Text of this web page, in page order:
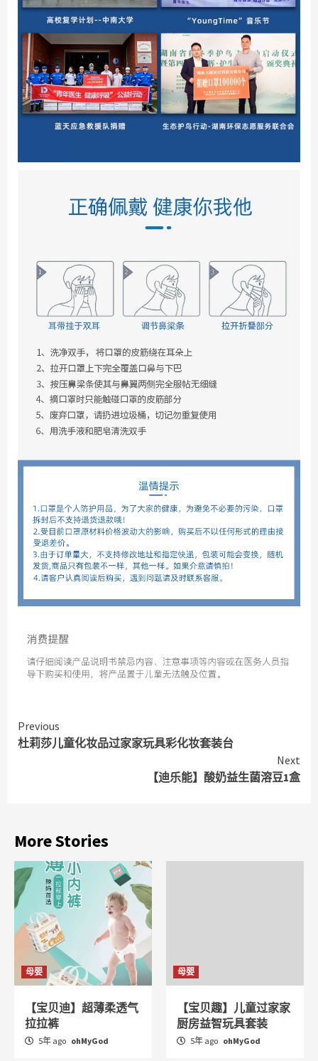
Continue
Reading
Previous
杜莉莎儿童化妆品过家家玩具彩化妆套装台
Next
【迪乐能】酸奶益生菌溶豆1盒
More Stories
母婴
【宝贝迪】超薄柔透气
拉拉裤
5年 ago ohMyGod
母婴
【宝贝趣】儿童过家家
厨房益智玩具套装
5年 ago ohMyGod